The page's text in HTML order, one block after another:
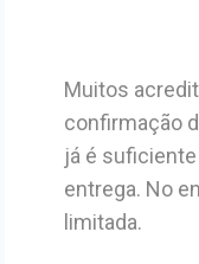
Muitos
confirmação
já é
entrega. No
limitada.